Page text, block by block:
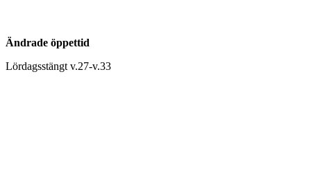
Ändrade öppettid
Lördagsstängt v.27-v.33